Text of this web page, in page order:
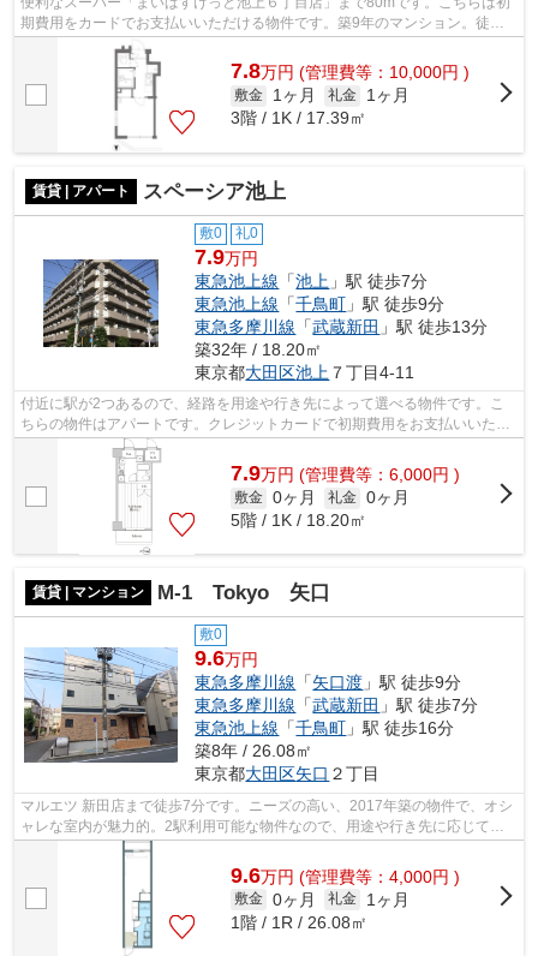
期費用をカードでお支払いいただける物件です。築9年のマンション。徒歩4
分で駅にアクセス可能な、魅力的な駅近...
7.8万円 (管理費等：10,000円 )
敷金 1ヶ月 礼金
1ヶ月
3階 / 1K / 17.39㎡
賃貸 | アパート スペーシア池上
敷0 礼0
7.9万円
東急池上線 「池上 」駅 徒歩7分
東急池上線 「千鳥町 」駅 徒歩9分
東急多摩川線 「武蔵新田 」駅 徒歩13分
築32年 / 18.20㎡
東京都大田区池上 ７丁目4-11
付近に駅が2つあるので、経路を用途や行き先によって選べる物件です。こ
ちらの物件はアパートです。クレジットカードで初期費用をお支払いいただ
ける物件です。共用部には敷地内ごみ置...
7.9万円 (管理費等：6,000円 )
敷金 0ヶ月 礼金 0ヶ月
5階 / 1K / 18.20㎡
賃貸 | マンション M-1 Tokyo 矢口
敷0
9.6万円
東急多摩川線 「矢口渡 」駅 徒歩9分
東急多摩川線 「武蔵新田 」駅 徒歩7分
東急池上線 「千鳥町 」駅 徒歩16分
築8年 / 26.08㎡
東京都大田区矢口 ２丁目
マルエツ 新田店まで徒歩7分です。ニーズの高い、2017年築の物件で、オシ
ャレな室内が魅力的。2駅利用可能な物件なので、用途や行き先に応じて経
路を選択できます。根強いニーズを誇る...
9.6万円 (管理費等：4,000円 )
敷金 0ヶ月 礼金
1ヶ月
1階 / 1R / 26.08㎡